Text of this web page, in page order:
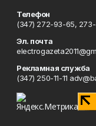
Телефон
(347) 272-93-65,
Эл. почта
Рекламная служба
(347) 250-11-11